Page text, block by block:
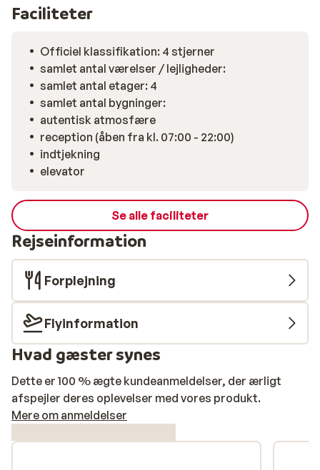
hurtigt ved liften, så du kan udforske pisterne i
frisk bjergluft, knitrende sne og afslappende øjeblikke
i varm, italiensk hygge, når du vender tilbage til hotellet.
Faciliteter
Officiel klassifikation: 4 stjerner
samlet antal værelser / lejligheder:
samlet antal etager: 4
samlet antal bygninger:
autentisk atmosfære
reception (åben fra kl. 07:00 - 22:00)
indtjekning
elevator
Se alle faciliteter
Rejseinformation
Forplejning
Flyinformation
Hvad gæster synes
Dette er 100 % ægte kundeanmeldelser, der ærligt
afspejler deres oplevelser med vores produkt.
Mere om anmeldelser